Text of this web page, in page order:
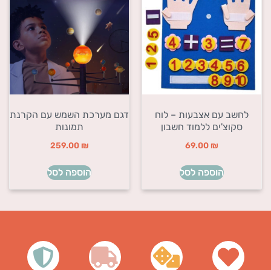
לחשב עם אצבעות – לוח
סקוצ'ים ללמוד חשבון
69.00 ₪
הוספה לסל
דגם מערכת השמש עם הקרנת
תמונות
259.00 ₪
הוספה לסל